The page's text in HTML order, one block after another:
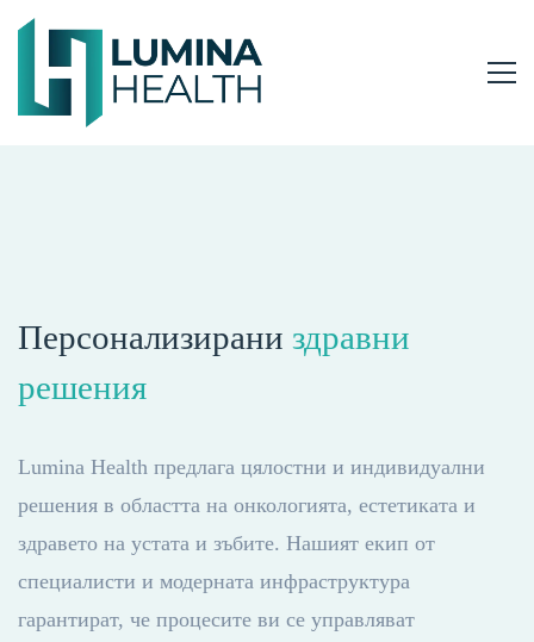
Персонализирани здравни
решения
Lumina Health предлага цялостни и индивидуални
решения в областта на онкологията, естетиката и
здравето на устата и зъбите. Нашият екип от
специалисти и модерната инфраструктура
гарантират, че процесите ви се управляват